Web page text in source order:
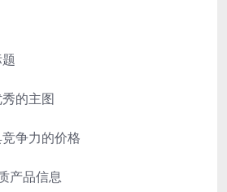
的主图
争力的价格
产品信息